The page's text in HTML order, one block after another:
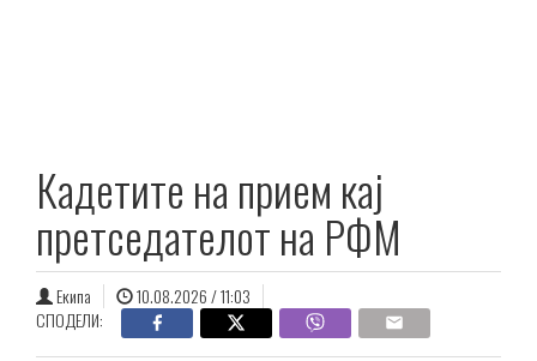
Кадетите на прием кај
претседателот на РФМ
Екипа
10.08.2026 / 11:03
СПОДЕЛИ: